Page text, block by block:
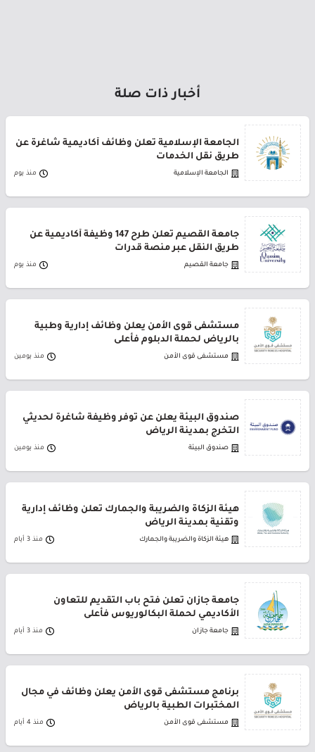
أخبار ذات صلة
الجامعة الإسلامية تعلن وظائف أكاديمية شاغرة عن
طريق نقل الخدمات
الجامعة الإسلامية منذ يوم
جامعة القصيم تعلن طرح 147 وظيفة أكاديمية عن
طريق النقل عبر منصة قدرات
جامعة القصيم منذ يوم
مستشفى قوى الأمن يعلن وظائف إدارية وطبية
بالرياض لحملة الدبلوم فأعلى
مستشفى قوى الأمن منذ يومين
صندوق البيئة يعلن عن توفر وظيفة شاغرة لحديثي
التخرج بمدينة الرياض
صندوق البيئة منذ يومين
هيئة الزكاة والضريبة والجمارك تعلن وظائف إدارية
وتقنية بمدينة الرياض
هيئة الزكاة والضريبة والجمارك منذ 3 أيام
جامعة جازان تعلن فتح باب التقديم للتعاون
الأكاديمي لحملة البكالوريوس فأعلى
جامعة جازان منذ 3 أيام
برنامج مستشفى قوى الأمن يعلن وظائف في مجال
المختبرات الطبية بالرياض
مستشفى قوى الأمن منذ 4 أيام